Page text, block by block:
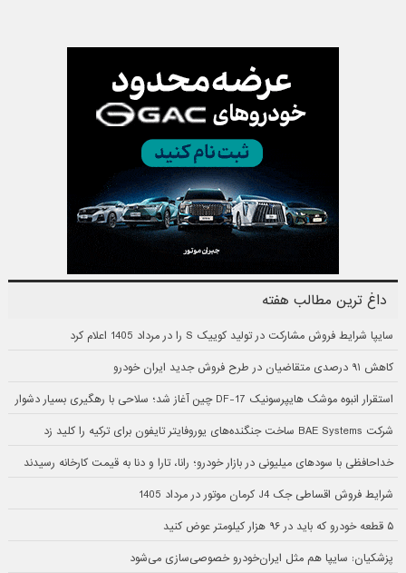
داغ ترین مطالب هفته
سایپا شرایط فروش مشارکت در تولید کوییک S را در مرداد 1405 اعلام کرد
کاهش ۹۱ درصدی متقاضیان در طرح فروش جدید ایران خودرو
استقرار انبوه موشک هایپرسونیک DF-17 چین آغاز شد؛ سلاحی با رهگیری بسیار دشوار
شرکت BAE Systems ساخت جنگنده‌های یوروفایتر تایفون برای ترکیه را کلید زد
خداحافظی با سودهای میلیونی در بازار خودرو؛ رانا، تارا و دنا به قیمت کارخانه رسیدند
شرایط فروش اقساطی جک J4 کرمان موتور در مرداد 1405
۵ قطعه خودرو که باید در ۹۶ هزار کیلومتر عوض کنید
پزشکیان: سایپا هم مثل ایران‌خودرو خصوصی‌سازی می‌شود